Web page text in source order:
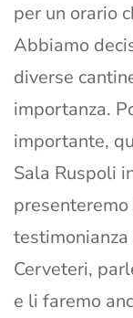
per un orario
Abbiamo
diverse
importanza.
importante,
Sala Ruspoli
Cerveteri,
e li faremo